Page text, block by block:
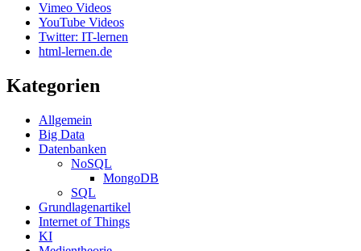
Vimeo Videos
YouTube Videos
Twitter: IT-lernen
html-lernen.de
Kategorien
Allgemein
Big Data
Datenbanken
NoSQL
MongoDB
SQL
Grundlagenartikel
Internet of Things
KI